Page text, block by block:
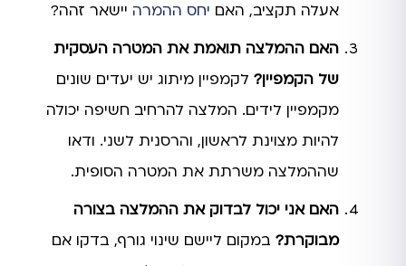
אעלה תקציב, האם יחס ההמרה יישאר זהה?
האם ההמלצה תואמת את המטרה העסקית
של הקמפיין? לקמפיין מיתוג יש יעדים שונים
מקמפיין לידים. המלצה להרחיב חשיפה יכולה
להיות מצוינת לראשון, והרסנית לשני. ודאו
שההמלצה משרתת את המטרה הסופית.
האם אני יכול לבדוק את ההמלצה בצורה
מבוקרת? במקום ליישם שינוי גורף, בדקו אם